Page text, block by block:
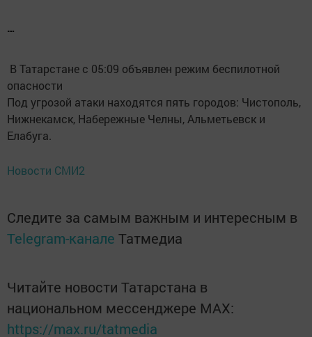
…
В Татарстане с 05:09 объявлен режим беспилотной
опасности
Под угрозой атаки находятся пять городов: Чистополь,
Нижнекамск, Набережные Челны, Альметьевск и
Елабуга.
Новости СМИ2
Следите за самым важным и интересным в
Telegram-канале Татмедиа
Читайте новости Татарстана в
национальном мессенджере MАХ:
https://max.ru/tatmedia